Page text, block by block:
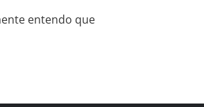
entendo que